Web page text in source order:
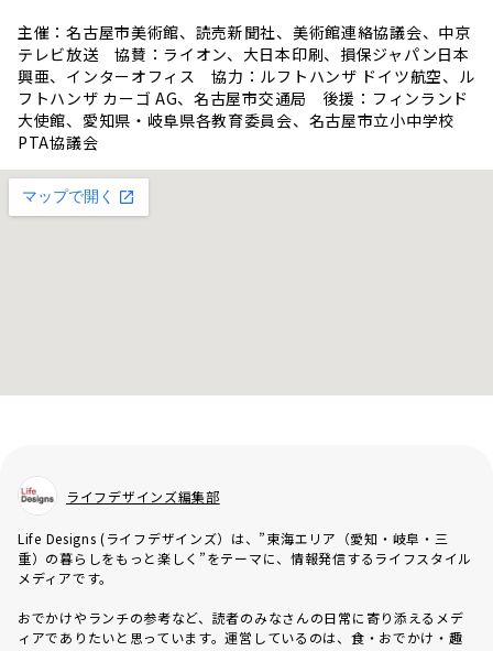
主催：名古屋市美術館、読売新聞社、美術館連絡協議会、中京
テレビ放送 協賛：ライオン、大日本印刷、損保ジャパン日本
興亜、インターオフィス 協力：ルフトハンザ ドイツ航空、ル
フトハンザ カーゴ AG、名古屋市交通局 後援：フィンランド
大使館、愛知県・岐阜県各教育委員会、名古屋市立小中学校
PTA協議会
ライフデザインズ編集部
Life Designs (ライフデザインズ）は、”東海エリア（愛知・岐阜・三
重）の暮らしをもっと楽しく”をテーマに、情報発信するライフスタイル
メディアです。
おでかけやランチの参考など、読者のみなさんの日常に寄り添えるメデ
ィアでありたいと思っています。運営しているのは、食・おでかけ・趣